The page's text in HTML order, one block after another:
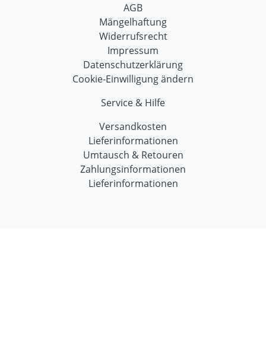
AGB
Mängelhaftung
Widerrufsrecht
Impressum
Datenschutzerklärung
Cookie-Einwilligung ändern
Service & Hilfe
Versandkosten
Lieferinformationen
Umtausch & Retouren
Zahlungsinformationen
Lieferinformationen